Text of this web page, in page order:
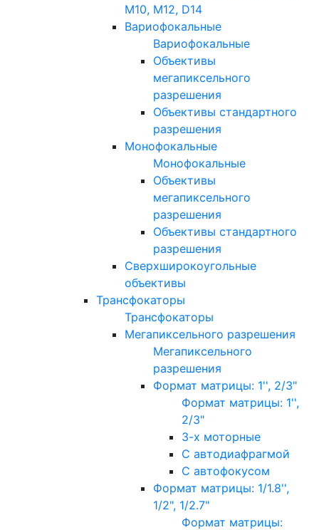
M10, M12, D14
Вариофокальные
Вариофокальные
Объективы
мегапиксельного
разрешения
Объективы стандартного
разрешения
Монофокальные
Монофокальные
Объективы
мегапиксельного
разрешения
Объективы стандартного
разрешения
Сверхширокоугольные
объективы
Трансфокаторы
Трансфокаторы
Мегапиксельного разрешения
Мегапиксельного
разрешения
Формат матрицы: 1'', 2/3"
Формат матрицы: 1'',
2/3"
3-х моторные
С автодиафрагмой
С автофокусом
Формат матрицы: 1/1.8'',
1/2", 1/2.7"
Формат матрицы: